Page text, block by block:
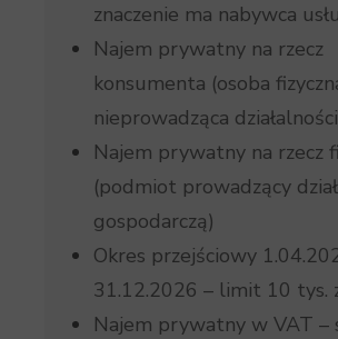
znaczenie ma nabywca
Najem prywatny na rzecz
konsumenta (osoba
nieprowadząca
Najem prywatny na rzecz
(podmiot prowadzący
gospodarczą)
Okres przejściowy
31.12.2026 – limit 10 tys.
Najem prywatny w VAT –